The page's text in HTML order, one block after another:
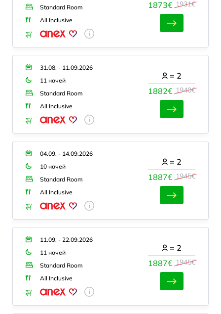
Standard Room
All Inclusive
1873€ 1931€
31.08. - 11.09.2026
11 ночей
Standard Room
All Inclusive
1882€ 1940€
= 2
04.09. - 14.09.2026
10 ночей
Standard Room
All Inclusive
1887€ 1945€
= 2
11.09. - 22.09.2026
11 ночей
Standard Room
All Inclusive
1887€ 1945€
= 2